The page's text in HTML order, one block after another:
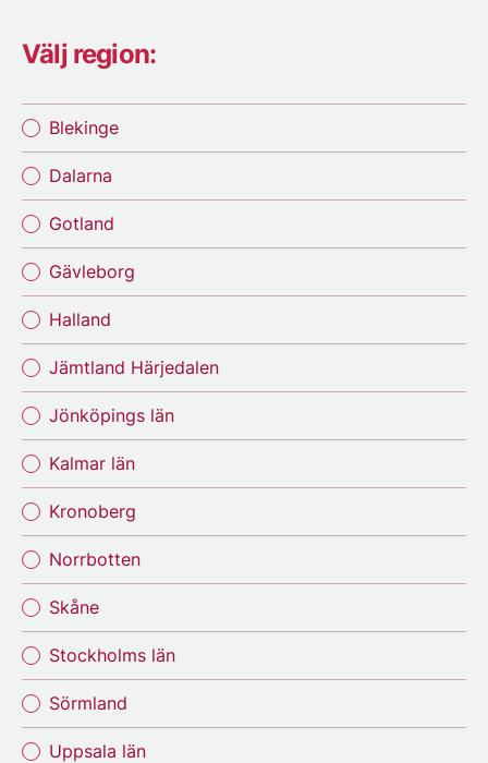
Välj region:
Blekinge
Dalarna
Gotland
Gävleborg
Halland
Jämtland Härjedalen
Jönköpings län
Kalmar län
Kronoberg
Norrbotten
Skåne
Stockholms län
Sörmland
Uppsala län